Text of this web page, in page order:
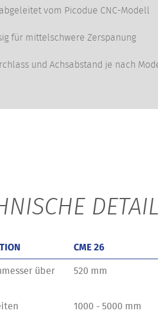
vom Picodue CNC-Modell
für mittelschwere Zerspanung
und Achsabstand je nach
CME 26
über
520 mm
1000 - 5000 mm